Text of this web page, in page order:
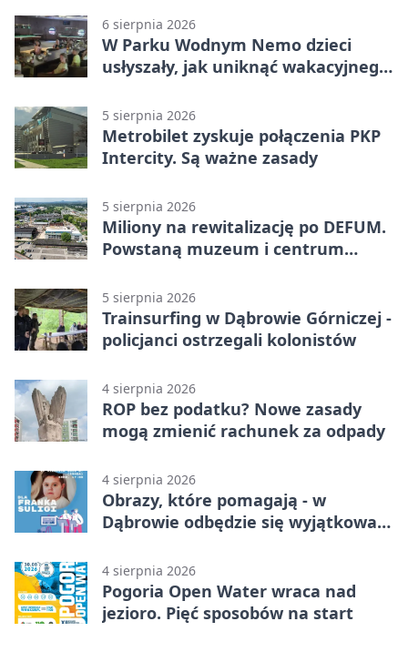
6 sierpnia 2026
W Parku Wodnym Nemo dzieci
usłyszały, jak uniknąć wakacyjnego
5 sierpnia 2026
Metrobilet zyskuje połączenia PKP
Intercity. Są ważne zasady
5 sierpnia 2026
Miliony na rewitalizację po DEFUM.
Powstaną muzeum i centrum
5 sierpnia 2026
Trainsurfing w Dąbrowie Górniczej -
policjanci ostrzegali kolonistów
4 sierpnia 2026
ROP bez podatku? Nowe zasady
mogą zmienić rachunek za odpady
4 sierpnia 2026
Obrazy, które pomagają - w
Dąbrowie odbędzie się wyjątkowa
4 sierpnia 2026
Pogoria Open Water wraca nad
jezioro. Pięć sposobów na start